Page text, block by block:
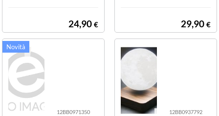
24,90 € 29,90 €
12BB0971350 12BB0937792